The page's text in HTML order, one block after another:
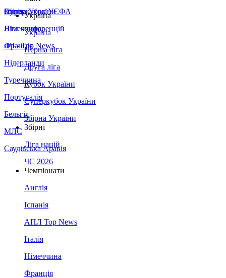
Збірна України
Італія
Німеччина
Франція
Нідерланди
Туреччина
Португалія
Бельгія
МЛС
Саудівська Аравія
Суперкубок УЄФА
Ліга конференцій
ЛЧ - Top News
Україна
Україна
Перша ліга
Друга ліга
Кубок України
Суперкубок України
Збірна України
Збірні
Ліга націй
ЧС 2026
Чемпіонати
Англія
Іспанія
АПЛ Top News
Італія
Німеччина
Франція